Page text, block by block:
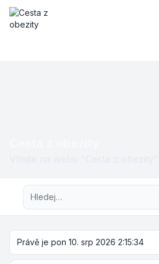
Pokročilé hledání
Právě je pon 10. srp 2026 2:15:34